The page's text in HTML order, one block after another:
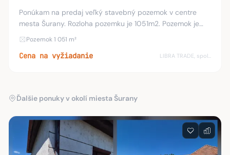
Ponúkam na predaj veľký stavebný pozemok v centre
mesta Šurany. Rozloha pozemku je 1051m2. Pozemok je
slnečný a rovinatý. Na pozemku sa nachádzajú všetky
Pozemok 1 051 m²
Cena na vyžiadanie LIBRA TRADE, spol.s.r.o.
Ďalšie ponuky v okolí miesta Šurany